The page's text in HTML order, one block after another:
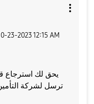
23-202312:15 AM
يحق لك استرجاع
ترسل لشركة